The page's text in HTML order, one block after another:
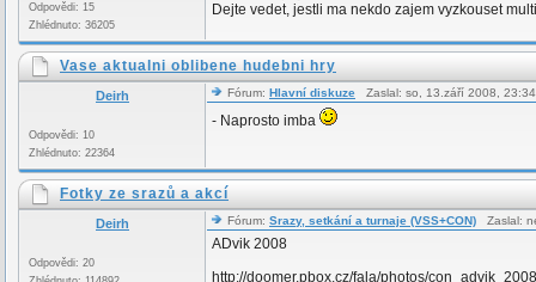
Odpovědi: 15
Zhlédnuto: 36205
Dejte vedet, jestli ma nekdo zajem vyzkouset
Vase aktualni oblibene hudebni hry
Deirh
Odpovědi: 10
Zhlédnuto: 22364
Fórum: Hlavní diskuze Zaslal: so, 13.září 2008,
- Naprosto imba
Fotky ze srazů a akcí
Deirh
Odpovědi: 20
Fórum: Srazy, setkání a turnaje (VSS+CON) Zaslal:
ADvik 2008
http://doomer.pbox.cz/fala/photos/